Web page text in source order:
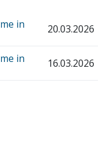
in 20.03.2026
in 16.03.2026